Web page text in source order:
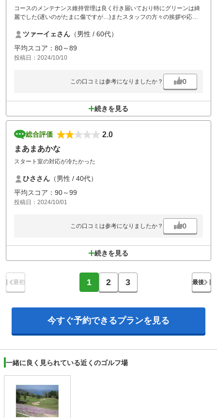
コースのメンテナンス維持管理は良く行き届いており特にグリーンは綺
麗でした(遅いのがたまに傷ですが…)またスタッフの方々の挨拶や応対
とうございました。
ツァーイェさん （男性 / 60代）
平均スコア：80～89
投稿日：2024/10/10
この口コミは参考になりましたか？ 0
続きを見る
総合評価
2.0
まあまあかな
スタート室の対応が冷たかった
ひささん （男性 / 40代）
平均スコア：90～99
投稿日：2024/10/01
この口コミは参考になりましたか？ 0
続きを見る
最初 1 2 3 最後
今すぐ予約できるプランを見る
一緒に良く見られている近くのゴルフ場